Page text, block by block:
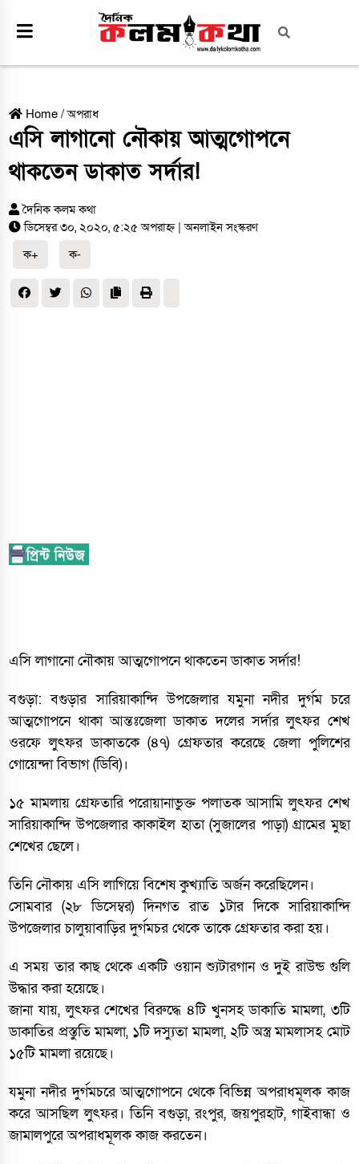
Home /অপরাধ
এসি লাগানো নৌকায় আত্মগোপনে
থাকতেন ডাকাত সর্দার!
দৈনিক কলম কথা
ডিসেম্বর ৩০, ২০২০, ৫:২৫ অপরাহ্ন | অনলাইন সংস্করণ
ক+
ক-
এসি লাগানো নৌকায় আত্মগোপনে থাকতেন ডাকাত সর্দার!
বগুড়া: বগুড়ার সারিয়াকান্দি উপজেলার যমুনা নদীর দুর্গম চরে
আত্মগোপনে থাকা আন্তঃজেলা ডাকাত দলের সর্দার লুৎফর শেখ
ওরফে লুৎফর ডাকাতকে (৪৭) গ্রেফতার করেছে জেলা পুলিশের
গোয়েন্দা বিভাগ (ডিবি)।
১৫ মামলায় গ্রেফতারি পরোয়ানাভুক্ত পলাতক আসামি লুৎফর শেখ
সারিয়াকান্দি উপজেলার কাকাইল হাতা (সুজালের পাড়া) গ্রামের মুছা
শেখের ছেলে।
তিনি নৌকায় এসি লাগিয়ে বিশেষ কুখ্যাতি অর্জন করেছিলেন।
সোমবার (২৮ ডিসেম্বর) দিনগত রাত ১টার দিকে সারিয়াকান্দি
উপজেলার চালুয়াবাড়ির দুর্গমচর থেকে তাকে গ্রেফতার করা হয়।
এ সময় তার কাছ থেকে একটি ওয়ান শ্যুটারগান ও দুই রাউন্ড গুলি
উদ্ধার করা হয়েছে।
জানা যায়, লুৎফর শেখের বিরুদ্ধে ৪টি খুনসহ ডাকাতি মামলা, ৩টি
ডাকাতির প্রস্তুতি মামলা, ১টি দস্যুতা মামলা, ২টি অস্ত্র মামলাসহ মোট
১৫টি মামলা রয়েছে।
যমুনা নদীর দুর্গমচরে আত্মগোপনে থেকে বিভিন্ন অপরাধমূলক কাজ
করে আসছিল লুৎফর। তিনি বগুড়া, রংপুর, জয়পুরহাট, গাইবান্ধা ও
জামালপুরে অপরাধমূলক কাজ করতেন।